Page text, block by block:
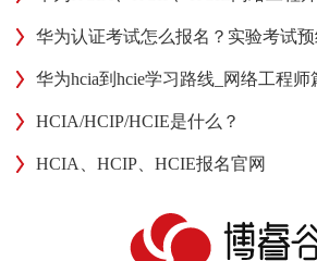
华为hcia到hcie学习路线_网络工程师
HCIA/HCIP/HCIE是什么？
HCIA、HCIP、HCIE报名官网